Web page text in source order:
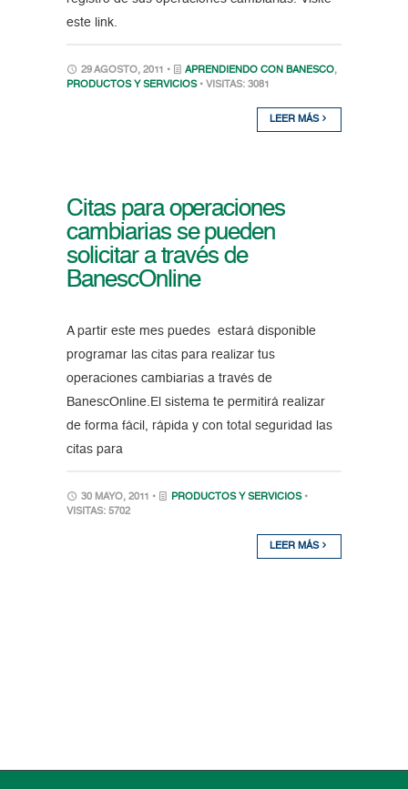
este link.
29 AGOSTO, 2011 • APRENDIENDO CON BANESCO,
PRODUCTOS Y SERVICIOS • VISITAS: 3081
LEER MÁS
Citas para operaciones
cambiarias se pueden
solicitar a través de
BanescOnline
A partir este mes puedes estará disponible
programar las citas para realizar tus
operaciones cambiarias a través de
BanescOnline.El sistema te permitirá realizar
de forma fácil, rápida y con total seguridad las
citas para
30 MAYO, 2011 • PRODUCTOS Y SERVICIOS •
VISITAS: 5702
LEER MÁS